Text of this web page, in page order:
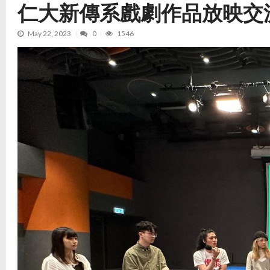
仁大新傳系戲劇作品放映交
May 22, 2023 0 1546